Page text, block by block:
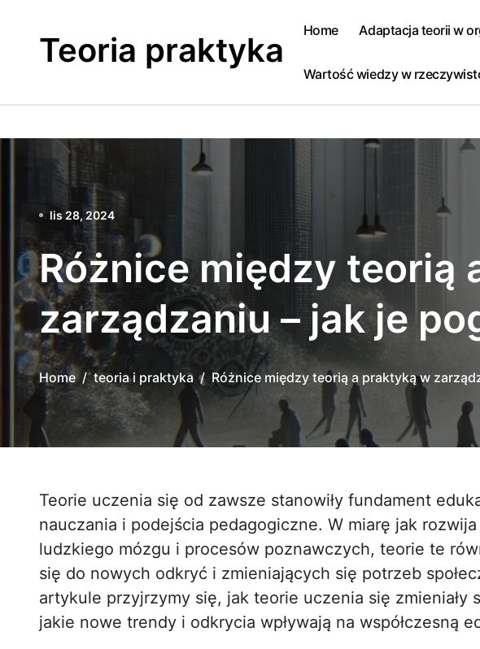
contentTeoria praktyka Home Adaptacja teorii w
Wartość wiedzy w
lis 28, 2024
Różnice między teorią
zarządzaniu – jak je
Home teoria i praktyka Różnice między teorią a praktyką w
Teorie uczenia się od zawsze stanowiły fundament edukacji, kształtując metody
nauczania i podejścia pedagogiczne. W miarę jak
ludzkiego mózgu i procesów poznawczych, teorie te
się do nowych odkryć i zmieniających się potrzeb
artykule przyjrzymy się, jak teorie uczenia się zmieniały
jakie nowe trendy i odkrycia wpływają na współczesną